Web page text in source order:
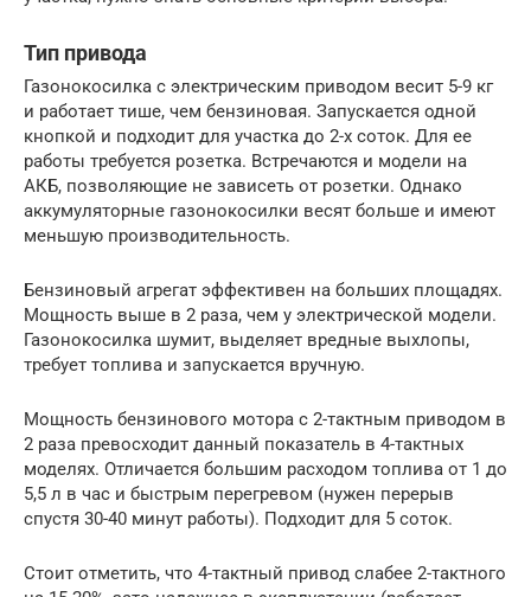
Тип привода
Газонокосилка с электрическим приводом весит 5-9 кг
и работает тише, чем бензиновая. Запускается одной
кнопкой и подходит для участка до 2-х соток. Для ее
работы требуется розетка. Встречаются и модели на
АКБ, позволяющие не зависеть от розетки. Однако
аккумуляторные газонокосилки весят больше и имеют
меньшую производительность.
Бензиновый агрегат эффективен на больших площадях.
Мощность выше в 2 раза, чем у электрической модели.
Газонокосилка шумит, выделяет вредные выхлопы,
требует топлива и запускается вручную.
Мощность бензинового мотора с 2-тактным приводом в
2 раза превосходит данный показатель в 4-тактных
моделях. Отличается большим расходом топлива от 1 до
5,5 л в час и быстрым перегревом (нужен перерыв
спустя 30-40 минут работы). Подходит для 5 соток.
Стоит отметить, что 4-тактный привод слабее 2-тактного